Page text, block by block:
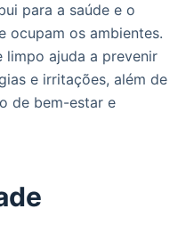
para a saúde e o
ocupam os ambientes.
ajuda a prevenir
e irritações, além de
de bem-estar e